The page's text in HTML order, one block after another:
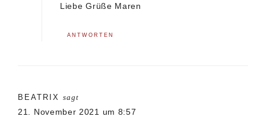
Liebe Grüße Maren
ANTWORTEN
BEATRIX sagt
21. November 2021 um 8:57